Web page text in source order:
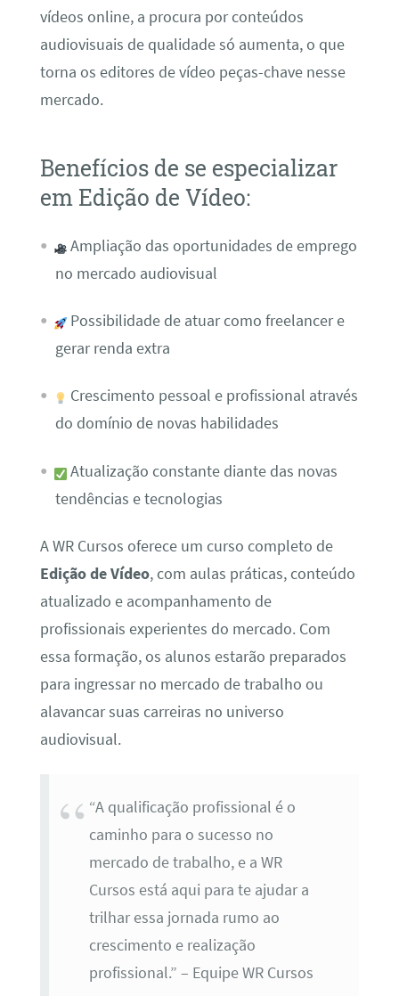
vídeos online, a procura por conteúdos
audiovisuais de qualidade só aumenta, o que
torna os editores de vídeo peças-chave nesse
mercado.
Benefícios de se especializar
em Edição de Vídeo:
Ampliação das oportunidades de emprego
no mercado audiovisual
Possibilidade de atuar como freelancer e
gerar renda extra
Crescimento pessoal e profissional através
do domínio de novas habilidades
Atualização constante diante das novas
tendências e tecnologias
A WR Cursos oferece um curso completo de
Edição de Vídeo, com aulas práticas, conteúdo
atualizado e acompanhamento de
profissionais experientes do mercado. Com
essa formação, os alunos estarão preparados
para ingressar no mercado de trabalho ou
alavancar suas carreiras no universo
audiovisual.
“A qualificação profissional é o
caminho para o sucesso no
mercado de trabalho, e a WR
Cursos está aqui para te ajudar a
trilhar essa jornada rumo ao
crescimento e realização
profissional.” – Equipe WR Cursos